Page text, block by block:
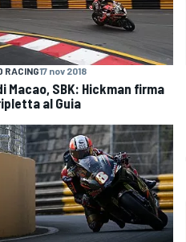
RACING17 nov 2018
Macao, SBK: Hickman firma
al Guia